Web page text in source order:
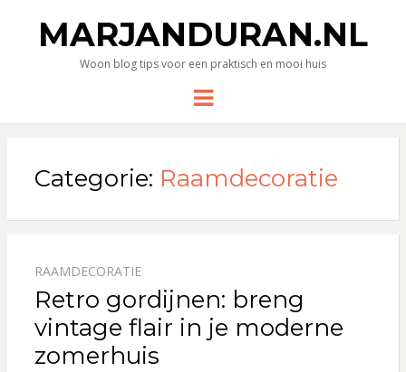
MARJANDURAN.NL
Woon blog tips voor een praktisch en mooi huis
Menu
Categorie: Raamdecoratie
RAAMDECORATIE
Retro gordijnen: breng
vintage flair in je moderne
zomerhuis